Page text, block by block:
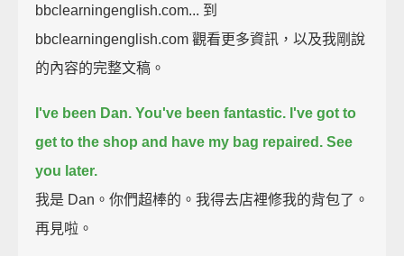
bbclearningenglish.com... 到
bbclearningenglish.com 觀看更多資訊，以及我剛說
的內容的完整文稿。
I've been Dan. You've been fantastic. I've got to
get to the shop and have my bag repaired. See
you later.
我是 Dan。你們超棒的。我得去店裡修我的背包了。
再見啦。